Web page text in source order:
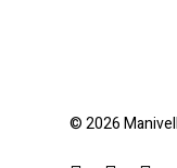
© 2026